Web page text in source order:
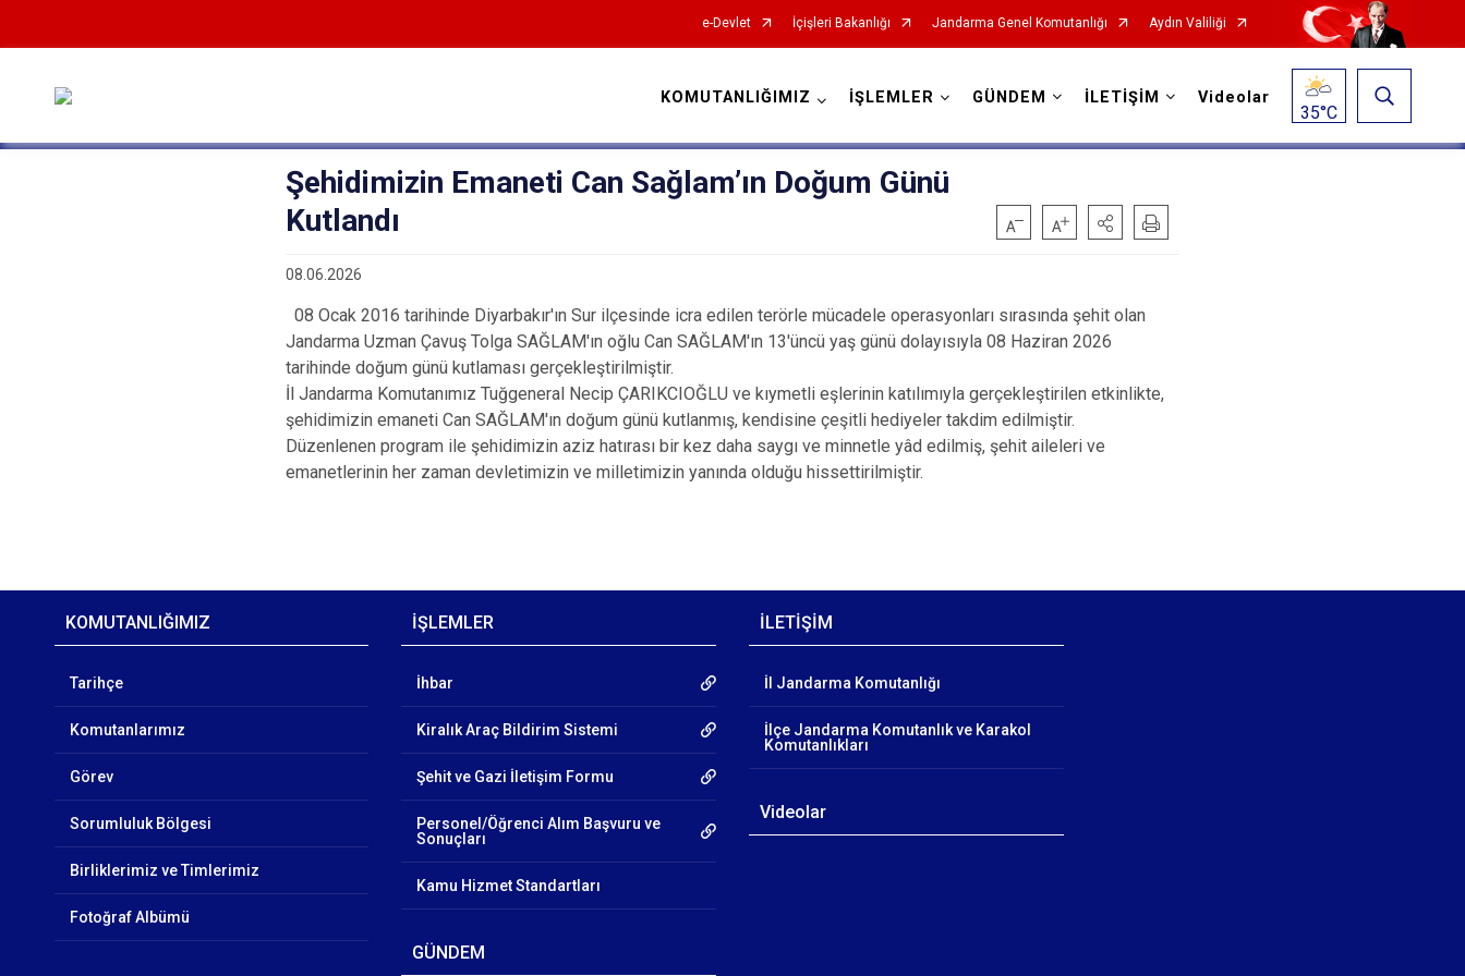
e-Devlet İçişleri Bakanlığı Jandarma Genel Komutanlığı Aydın Valiliği
KOMUTANLIĞIMIZ İŞLEMLER GÜNDEM İLETİŞİM Videolar
35°C
Şehidimizin Emaneti Can Sağlam’ın Doğum Günü
Kutlandı
08.06.2026
08 Ocak 2016 tarihinde Diyarbakır'ın Sur ilçesinde icra edilen terörle mücadele operasyonları sırasında şehit olan
Jandarma Uzman Çavuş Tolga SAĞLAM'ın oğlu Can SAĞLAM'ın 13'üncü yaş günü dolayısıyla 08 Haziran 2026
tarihinde doğum günü kutlaması gerçekleştirilmiştir.
İl Jandarma Komutanımız Tuğgeneral Necip ÇARIKCIOĞLU ve kıymetli eşlerinin katılımıyla gerçekleştirilen etkinlikte,
şehidimizin emaneti Can SAĞLAM'ın doğum günü kutlanmış, kendisine çeşitli hediyeler takdim edilmiştir.
Düzenlenen program ile şehidimizin aziz hatırası bir kez daha saygı ve minnetle yâd edilmiş, şehit aileleri ve
emanetlerinin her zaman devletimizin ve milletimizin yanında olduğu hissettirilmiştir.
KOMUTANLIĞIMIZ
Tarihçe
Komutanlarımız
Görev
Sorumluluk Bölgesi
Birliklerimiz ve Timlerimiz
Fotoğraf Albümü
İŞLEMLER
İhbar
Kiralık Araç Bildirim Sistemi
Şehit ve Gazi İletişim Formu
Personel/Öğrenci Alım Başvuru ve
Sonuçları
Kamu Hizmet Standartları
GÜNDEM
İLETİŞİM
İl Jandarma Komutanlığı
İlçe Jandarma Komutanlık ve Karakol
Komutanlıkları
Videolar